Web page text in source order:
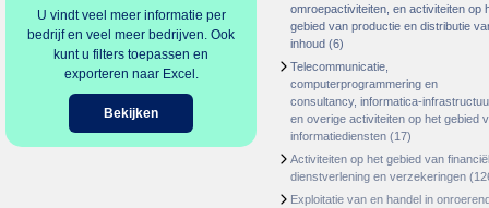
U vindt veel meer informatie per
bedrijf en veel meer bedrijven. Ook
kunt u filters toepassen en
exporteren naar Excel.
Bekijken
omroepactiviteiten, en activiteiten op
gebied van productie en distributie
inhoud (6)
Telecommunicatie,
computerprogrammering en
consultancy, informatica-
en overige activiteiten op het gebied
informatiediensten (17)
Activiteiten op het gebied van
dienstverlening en verzekeringen
Exploitatie van en handel in